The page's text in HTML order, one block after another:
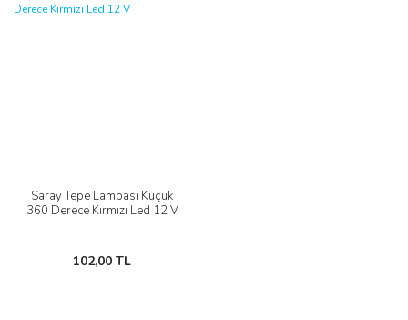
Saray Tepe Lambası Küçük
360 Derece Kırmızı Led 12 V
102,00 TL